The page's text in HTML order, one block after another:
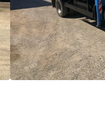
Согласие на обработку персональных данных
Согласие на получение рекламы
Разработка сайта
Политика обработки персональных данных
© 2005-2025 ООО "АВТОМИГ"
Не является публичной офертой